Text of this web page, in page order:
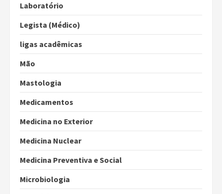
Laboratório
Legista (Médico)
ligas acadêmicas
Mão
Mastologia
Medicamentos
Medicina no Exterior
Medicina Nuclear
Medicina Preventiva e Social
Microbiologia